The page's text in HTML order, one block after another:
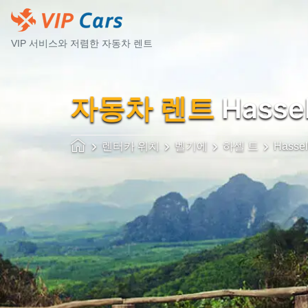
VIP 서비스와 저렴한 자동차 렌트
자동차 렌트
렌터카 위치 벨기에 하셀 트